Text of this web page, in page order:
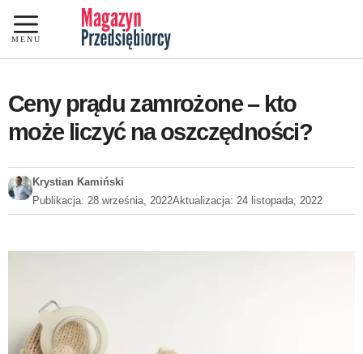
Przejdź
do
treści
MENU
Ceny prądu zamrożone – kto
może liczyć na oszczędności?
Krystian Kamiński
Publikacja: 28 września, 2022Aktualizacja: 24 listopada, 2022